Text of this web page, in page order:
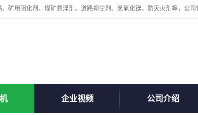
企业视频 公司介绍